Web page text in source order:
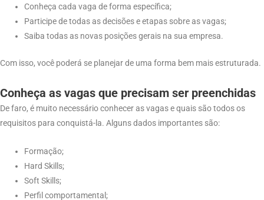
Conheça cada vaga de forma específica;
Participe de todas as decisões e etapas sobre as vagas;
Saiba todas as novas posições gerais na sua empresa.
Com isso, você poderá se planejar de uma forma bem mais estruturada.
Conheça as vagas que precisam ser preenchidas
De faro, é muito necessário conhecer as vagas e quais são todos os
requisitos para conquistá-la. Alguns dados importantes são:
Formação;
Hard Skills;
Soft Skills;
Perfil comportamental;